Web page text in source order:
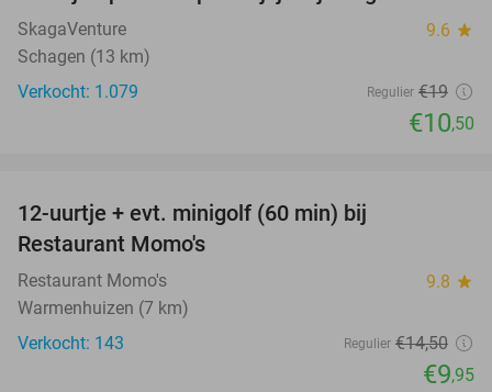
SkagaVenture 9.6 star
Schagen (13 km)
Verkocht: 1.079
Regulier €19
€10,50
12-uurtje + evt. minigolf (60 min) bij
Restaurant Momo's
Restaurant Momo's 9.8 star
Warmenhuizen (7 km)
Verkocht: 143
Regulier €14,50
€9,95